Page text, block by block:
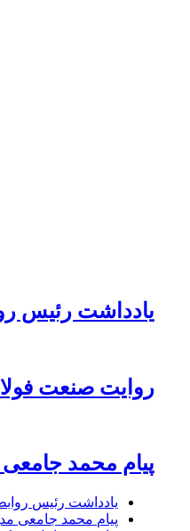
یادداشت رئیس
روایت صنعت
پیام محمد
یادداشت رئیس
پیام محمد جامعی